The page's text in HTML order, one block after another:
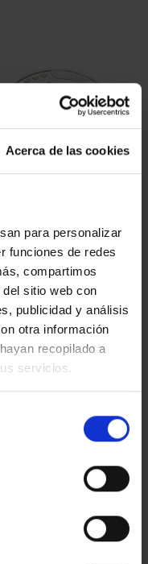
Acerca de las cookies
para personalizar
funciones de redes
compartimos
sitio web con
publicidad y análisis
otra información
recopilado a
servicios.
AÑO GAUDÍ - CASA
MILÁ 8 REALES
140,00 €
AÑO GAUDÍ - PARQUE